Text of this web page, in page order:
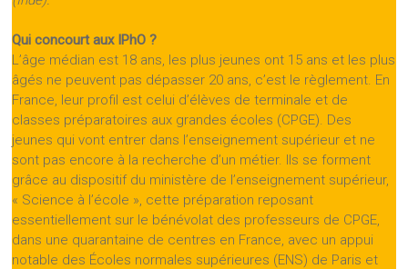
Qui concourt aux IPhO ?
L’âge médian est 18 ans, les plus jeunes ont 15 ans et les plus
âgés ne peuvent pas dépasser 20 ans, c’est le règlement. En
France, leur profil est celui d’élèves de terminale et de
classes préparatoires aux grandes écoles (CPGE). Des
jeunes qui vont entrer dans l’enseignement supérieur et ne
sont pas encore à la recherche d’un métier. Ils se forment
grâce au dispositif du ministère de l’enseignement supérieur,
« Science à l’école », cette préparation reposant
essentiellement sur le bénévolat des professeurs de CPGE,
dans une quarantaine de centres en France, avec un appui
notable des Écoles normales supérieures (ENS) de Paris et